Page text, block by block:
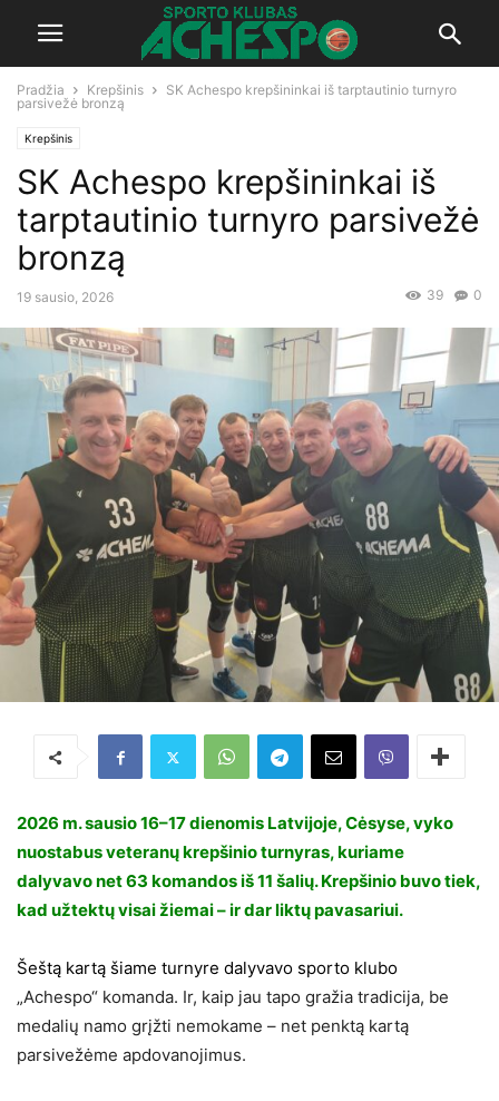
Pradžia Krepšinis
SK Achespo krepšininkai iš tarptautinio turnyro
parsivežė bronzą
Krepšinis
SK Achespo krepšininkai iš
tarptautinio turnyro parsivežė
bronzą
19 sausio, 2026 0
39
2026 m. sausio 16–17 dienomis Latvijoje, Cėsyse, vyko
nuostabus veteranų krepšinio turnyras, kuriame
dalyvavo net 63 komandos iš 11 šalių. Krepšinio buvo tiek,
kad užtektų visai žiemai – ir dar liktų pavasariui.
Šeštą kartą šiame turnyre dalyvavo sporto klubo
„Achespo“ komanda. Ir, kaip jau tapo gražia tradicija, be
medalių namo grįžti nemokame – net penktą kartą
parsivežėme apdovanojimus.